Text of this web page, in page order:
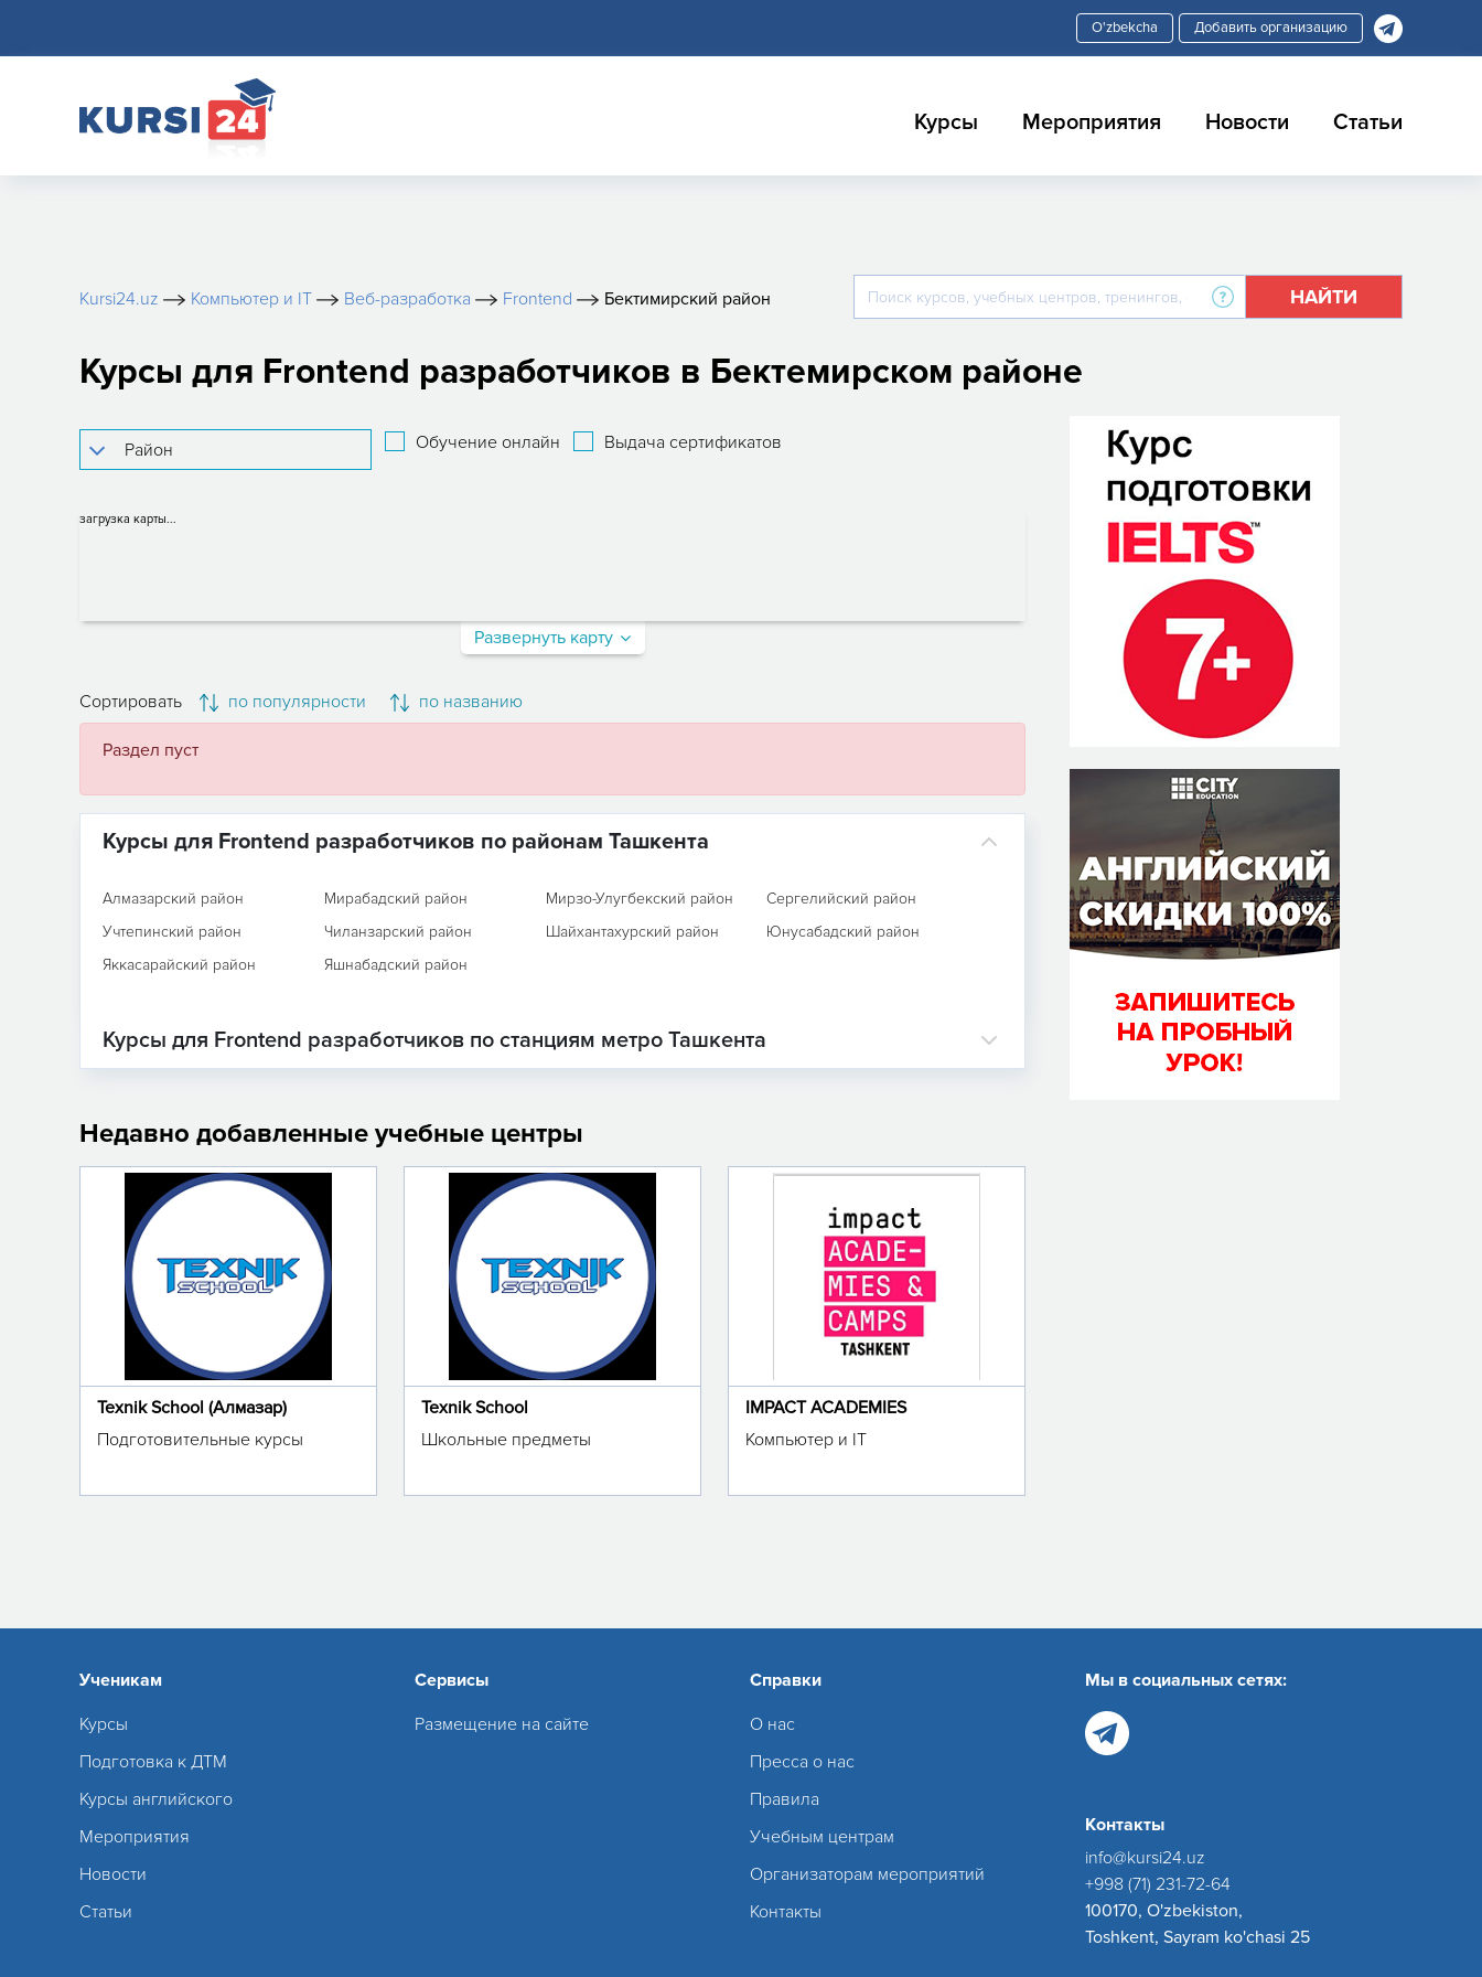
Добавить организацию
Курсы Мероприятия Новости Статьи
Kursi24.uz Компьютер и IT Веб-разработка Frontend Бектимирский район НАЙТИ
Курсы для Frontend разработчиков в Бектемирском районе
Обучение онлайн Выдача сертификатов
загрузка карты...
Развернуть карту
Сортировать по популярности по названию
Раздел пуст
Курсы для Frontend разработчиков по районам Ташкента
Алмазарский район Мирабадский район Мирзо-Улугбекский район
Сергелийский район
Учтепинский район
Чиланзарский район Шайхантахурский район
Юнусабадский район
Яккасарайский район
Яшнабадский район
Курсы для Frontend разработчиков по станциям метро Ташкента
Недавно добавленные учебные центры
Texnik School (Алмазар)
Подготовительные курсы
Texnik School
Школьные предметы
IMPACT ACADEMIES
Компьютер и IT
Ученикам
Курсы
Подготовка к ДТМ
Курсы английского
Мероприятия
Новости
Статьи
Сервисы
Размещение на сайте
Справки
О нас
Пресса о нас
Правила
Учебным центрам
Организаторам мероприятий
Контакты
Мы в социальных сетях:
Контакты
info@kursi24.uz
+998 (71) 231-72-64
100170, O'zbekiston,
Toshkent, Sayram ko'chasi 25